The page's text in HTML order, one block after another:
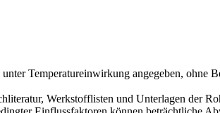
Temperatureinwirkung angegeben, ohne
Werkstofflisten und Unterlagen der